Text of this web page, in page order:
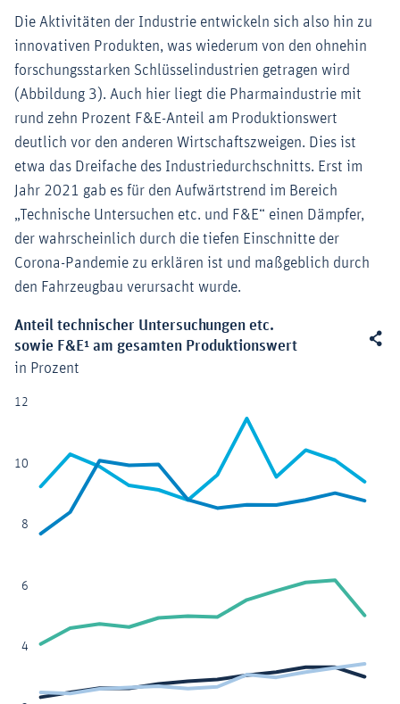
Die Aktivitäten der Industrie entwickeln sich also hin zu
innovativen Produkten, was wiederum von den ohnehin
forschungsstarken Schlüsselindustrien getragen wird
(Abbildung 3). Auch hier liegt die Pharmaindustrie mit
rund zehn Prozent F&E-Anteil am Produktionswert
deutlich vor den anderen Wirtschaftszweigen. Dies ist
etwa das Dreifache des Industriedurchschnitts. Erst im
Jahr 2021 gab es für den Aufwärtstrend im Bereich
„Technische Untersuchen etc. und F&E“ einen Dämpfer,
der wahrscheinlich durch die tiefen Einschnitte der
Corona-Pandemie zu erklären ist und maßgeblich durch
den Fahrzeugbau verursacht wurde.